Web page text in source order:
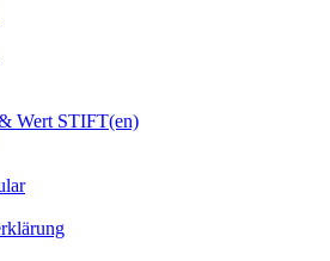
Wert STIFT(en)